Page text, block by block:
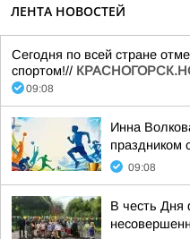
ЛЕНТА НОВОСТЕЙ
Сегодня по всей стране
спортом!//
09:08
Инна
праздником
09:08
В честь Дня